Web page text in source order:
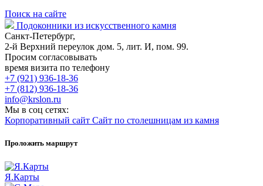
Поиск на сайте
Подоконники из искусственного камня
Санкт-Петербург,
2-й Верхний переулок дом. 5, лит. И, пом. 99.
Просим согласовывать
время визита по телефону
+7 (921) 936-18-36
+7 (812) 936-18-36
info@krslon.ru
Мы в соц сетях:
Корпоративный сайт Сайт по столешницам из камня
Проложить маршрут
Я.Карты